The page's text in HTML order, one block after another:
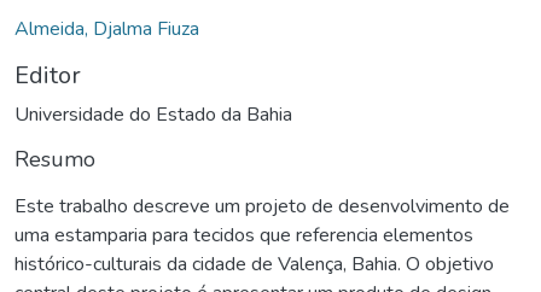
Almeida, Djalma Fiuza
Editor
Universidade do Estado da Bahia
Resumo
Este trabalho descreve um projeto de desenvolvimento de
uma estamparia para tecidos que referencia elementos
histórico-culturais da cidade de Valença, Bahia. O objetivo